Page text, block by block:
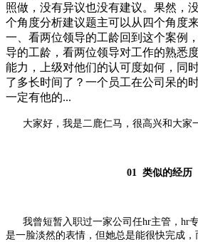
照做，没有异议也没有建议。果然，
个角度分析建议题主可以从四个角度
一、看两位领导的工龄回到这个案例
导的工龄，看两位领导对工作的熟悉
能力，上级对他们的认可度如何，同
了多长时间了？一个员工在公司呆的
一定有他的...
大家好，我是二鹿仁马，很高兴和大家
01 类似的经历
我曾短暂入职过一家公司任hr主管，hr
是一脸淡然的表情，但她总是能很快完成